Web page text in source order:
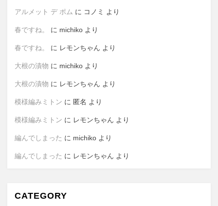
アルメット デ ポム に コノミ より
春ですね。 に michiko より
春ですね。 に レモンちゃん より
大根の漬物 に michiko より
大根の漬物 に レモンちゃん より
模様編みミトン に 匿名 より
模様編みミトン に レモンちゃん より
編んでしまった に michiko より
編んでしまった に レモンちゃん より
CATEGORY